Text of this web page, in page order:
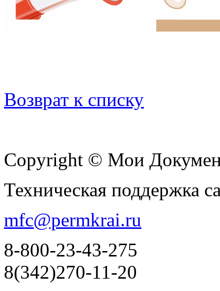
Возврат к списку
Copyright © Мои
Техническая поддержка
mfc@permkrai.ru
8-800-23-43-275
8(342)270-11-20